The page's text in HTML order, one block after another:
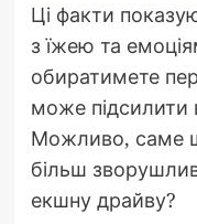
Ці факти
з їжею та
обиратимете
може підсилити
Можливо, саме
більш
екшну драйву?